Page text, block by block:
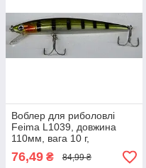
Воблер для риболовлі
Feima L1039, довжина
110мм, вага 10 г,
заглиблення 0-1,5 м, колір
04
76,49 ₴ 84,99 ₴